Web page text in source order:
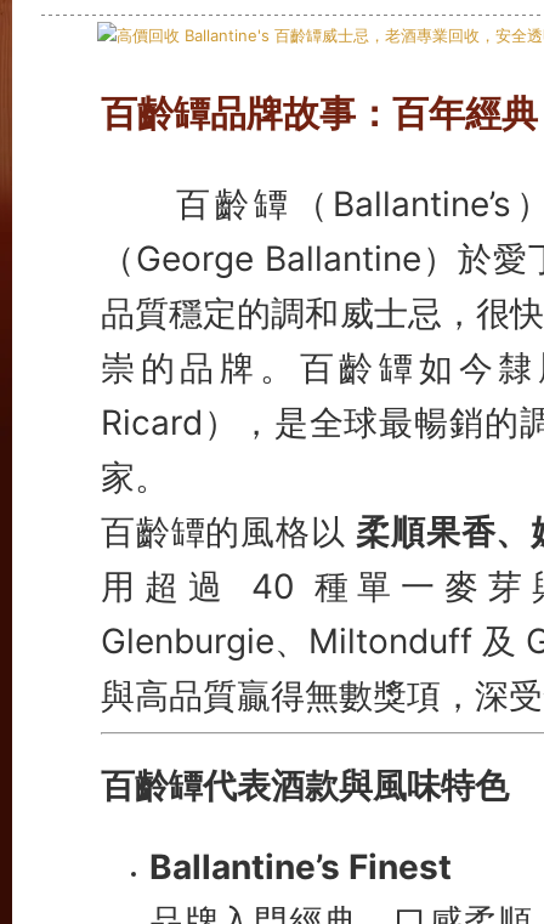
百齡罈品牌故事：百年經
百齡罈（
（George Ballantine）於
品質穩定的調和威士忌，很
崇的品牌。百齡罈如今
Ricard），是全球最暢銷的
家。
百齡罈的風格以 柔順果香、
用超過 40 種單一麥芽
Glenburgie、Miltonduff 及
與高品質贏得無數獎項，深
百齡罈代表酒款與風味特色
Ballantine’s Finest
品牌入門經典，口感柔